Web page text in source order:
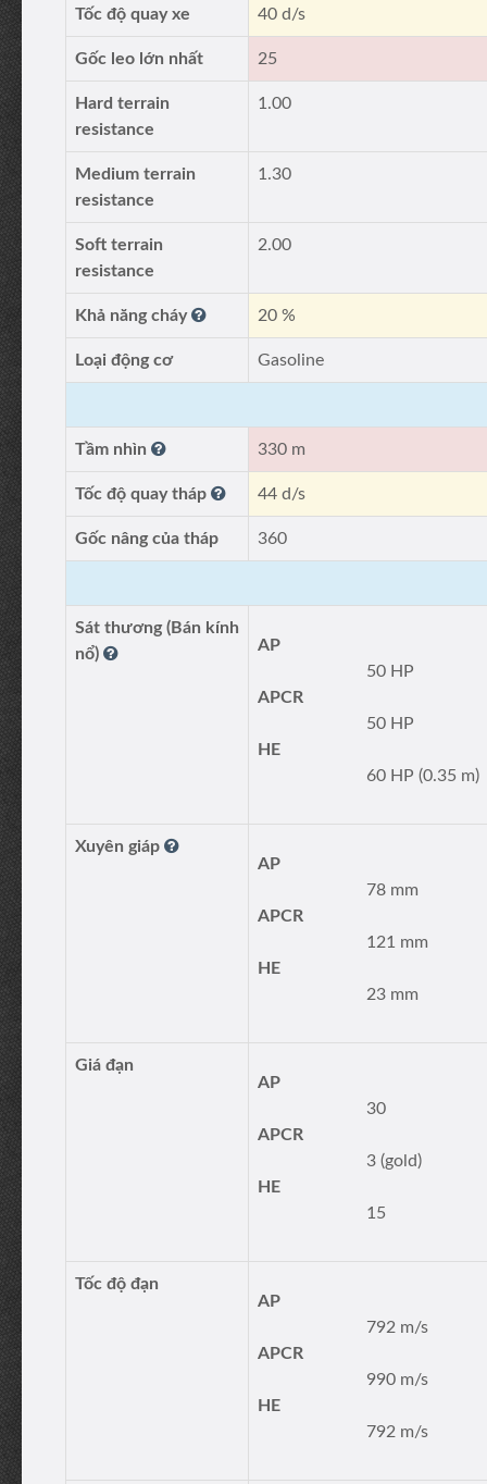
Tốc độ quay xe 40 d/s
Gốc leo lớn nhất 25
Hard terrain
resistance
1.00
Medium terrain
resistance
1.30
Soft terrain
resistance
2.00
Khả năng cháy 20 %
Loại động cơ Gasoline
Tầm nhìn 330 m
Tốc độ quay tháp 44 d/s
Gốc nâng của tháp 360
Sát thương (Bán kính
nổ)
AP
50 HP
APCR
50 HP
HE
60 HP (0.35 m)
Xuyên giáp
AP
78 mm
APCR
121 mm
HE
23 mm
Giá đạn
AP
30
APCR
3 (gold)
HE
15
Tốc độ đạn
AP
792 m/s
APCR
990 m/s
HE
792 m/s